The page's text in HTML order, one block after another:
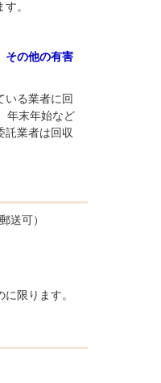
。
その他の有害
いる業者に回
年末年始など
託業者は回収
送可）
限ります。